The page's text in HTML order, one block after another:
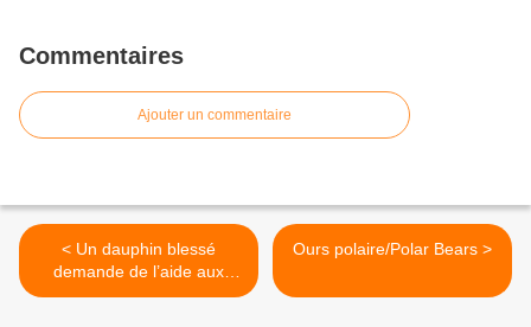
Commentaires
Ajouter un commentaire
< Un dauphin blessé
demande de l’aide aux
plongeurs ?
Ours polaire/Polar Bears >